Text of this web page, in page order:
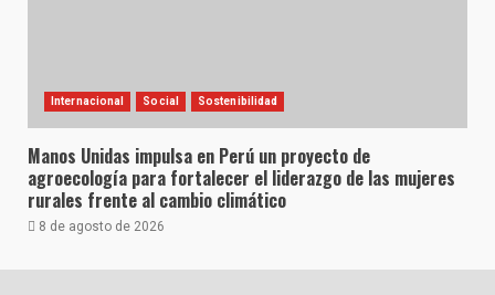
Internacional Social Sostenibilidad
Manos Unidas impulsa en Perú un proyecto de
agroecología para fortalecer el liderazgo de las mujeres
rurales frente al cambio climático
8 de agosto de 2026